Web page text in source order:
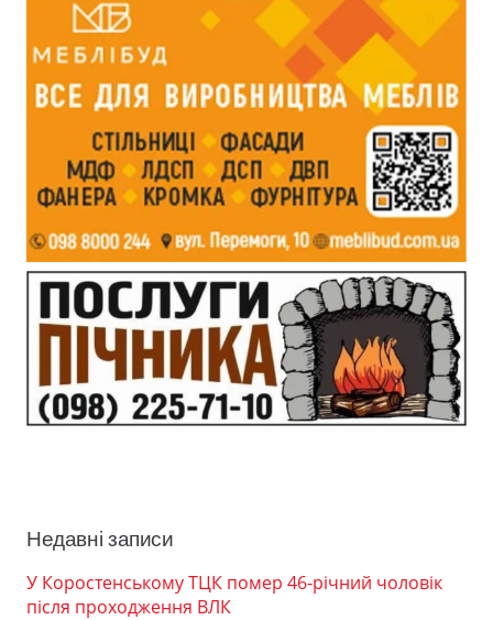
Недавні записи
У Коростенському ТЦК помер 46-річний чоловік
після проходження ВЛК